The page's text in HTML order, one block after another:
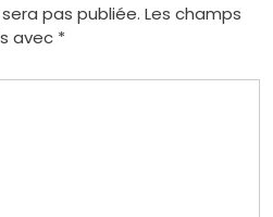
pas publiée. Les champs
avec *